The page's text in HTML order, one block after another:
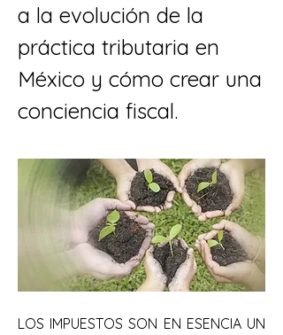
a la evolución de la
práctica tributaria en
México y cómo crear una
conciencia fiscal.
LOS IMPUESTOS SON EN ESENCIA UN